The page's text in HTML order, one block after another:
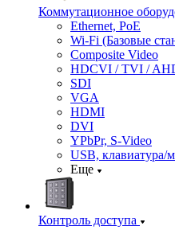
Коммутационное
Ethernet, PoE
Wi-Fi (Базовые
Composite Video
HDCVI / TVI /
SDI
VGA
HDMI
DVI
YPbPr, S-Video
USB,
Еще
Контроль доступа